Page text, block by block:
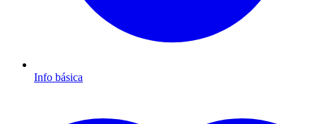
Info básica